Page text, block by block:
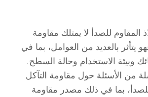
المقاوم للصدأ لا يمتلك مقاومة
يتأثر بالعديد من العوامل، بما في
وبيئة الاستخدام وحالة السطح.
من الأسئلة حول مقاومة التآكل
للصدأ، بما في ذلك مصدر مقاومة